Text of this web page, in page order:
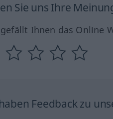
Sie uns Ihre
Ihnen das Online
Feedback zu